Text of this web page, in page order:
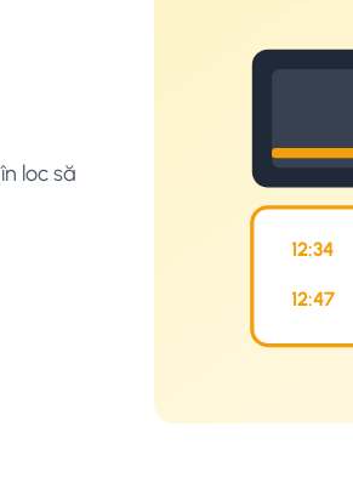
loc să
12:34
12:47